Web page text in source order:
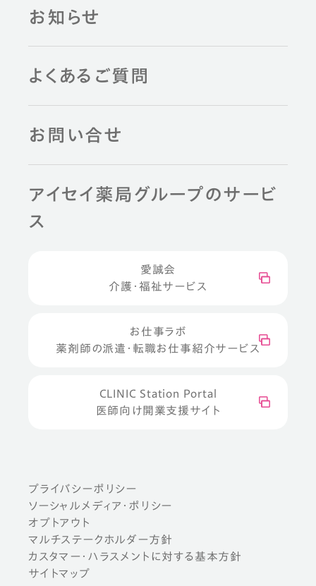
お知らせ
よくあるご質問
お問い合せ
アイセイ薬局グループのサービ
ス
愛誠会
介護・福祉サービス
お仕事ラボ
薬剤師の派遣・転職お仕事紹介サービス
CLINIC Station Portal
医師向け開業支援サイト
プライバシーポリシー
ソーシャルメディア・ポリシー
オプトアウト
マルチステークホルダー方針
カスタマー・ハラスメントに対する基本方針
サイトマップ